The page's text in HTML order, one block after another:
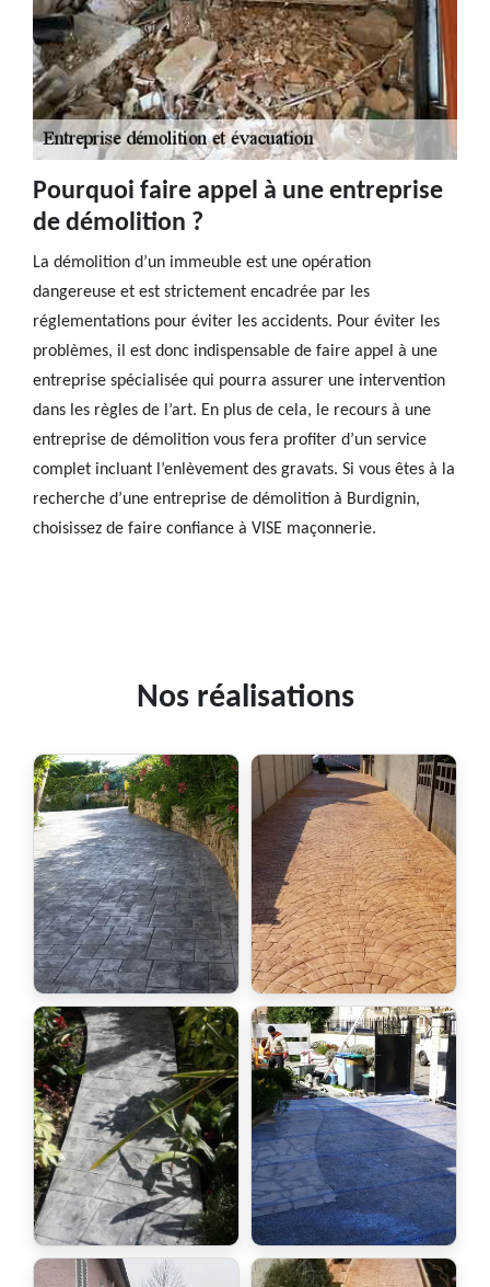
Pourquoi faire appel à une entreprise
de démolition ?
La démolition d’un immeuble est une opération
dangereuse et est strictement encadrée par les
réglementations pour éviter les accidents. Pour éviter les
problèmes, il est donc indispensable de faire appel à une
entreprise spécialisée qui pourra assurer une intervention
dans les règles de l’art. En plus de cela, le recours à une
entreprise de démolition vous fera profiter d’un service
complet incluant l’enlèvement des gravats. Si vous êtes à la
recherche d’une entreprise de démolition à Burdignin,
choisissez de faire confiance à VISE maçonnerie.
Nos réalisations